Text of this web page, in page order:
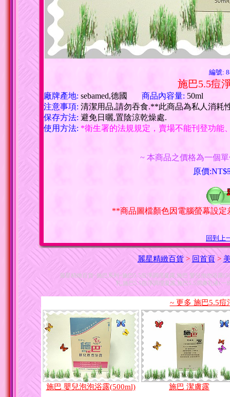
編號:
施巴5.5痘
廠牌產地: sebamed,德國 商品內容量: 50ml
注意事項: 清潔用品,請勿吞食.**此商品為私人消耗
保存方法: 避免日曬,置陰涼乾燥處.
使用方法: *衛生署的法規規定，賣場不能刊登功能
~ 本商品之價格為一個
原價:NT$
**商品圖檔顏色因電腦螢幕設
回到上
麗星精緻百貨> 回首頁>
麗星精緻百貨~施巴系列~施巴5.5痘淨調理凝露,施巴 嬰兒泡泡浴露
乳,施巴5.5痘淨調理凝露,施巴5.5潤膚乳液(一
~ 更多 施巴5.5痘
施巴 嬰兒泡泡浴露(500ml) 施巴 潔膚露